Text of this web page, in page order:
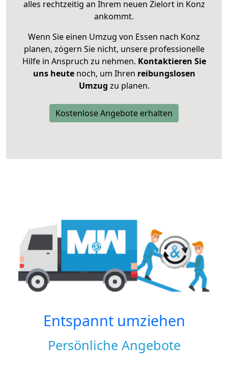
alles rechtzeitig an Ihrem neuen Zielort in Konz
ankommt.
Wenn Sie einen Umzug von Essen nach Konz
planen, zögern Sie nicht, unsere professionelle
Hilfe in Anspruch zu nehmen. Kontaktieren Sie
uns heutenoch, um Ihren reibungslosen
Umzug zu planen.
Kostenlose Angebote erhalten
Entspannt umziehen
Persönliche Angebote